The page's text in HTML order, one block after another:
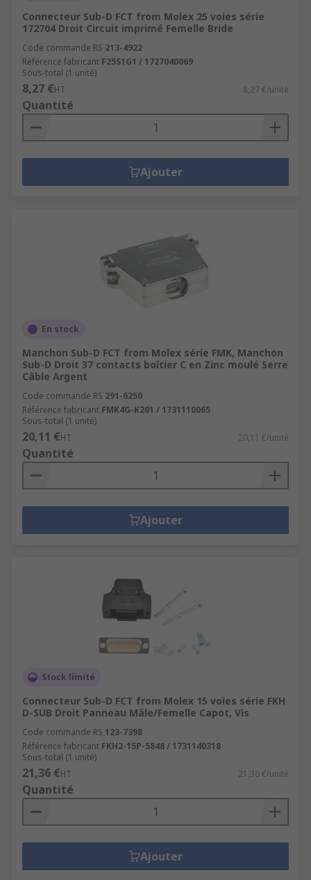
Connecteur Sub-D FCT from Molex 25 voies série
172704 Droit Circuit imprimé Femelle Bride
Code commande RS 213-4922
Référence fabricant F25S1G1 / 1727040069
Sous-total (1 unité)
8,27 €HT 8,27 €/unité
Quantité
Ajouter
En stock
Manchon Sub-D FCT from Molex série FMK, Manchon
Sub-D Droit 37 contacts boîtier C en Zinc moulé Serre
Câble Argent
Code commande RS 291-6250
Référence fabricant FMK4G-K201 / 1731110065
Sous-total (1 unité)
20,11 €HT 20,11 €/unité
Quantité
Ajouter
Stock limité
Connecteur Sub-D FCT from Molex 15 voies série FKH
D-SUB Droit Panneau Mâle/Femelle Capot, Vis
Code commande RS 123-7398
Référence fabricant FKH2-15P-5848 / 1731140318
Sous-total (1 unité)
21,36 €HT 21,36 €/unité
Quantité
Ajouter